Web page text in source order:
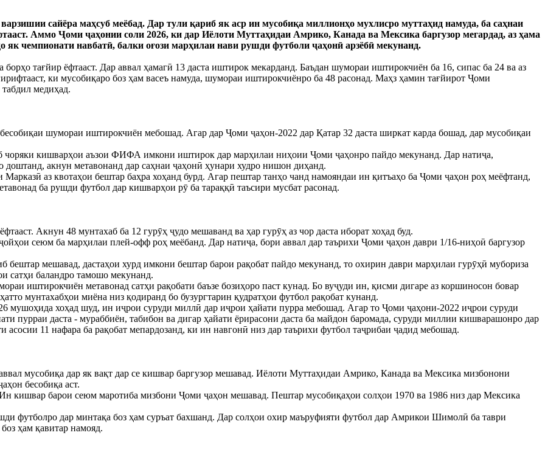
сайёра маҳсуб меёбад. Дар тули қариб як аср ин мусобиқа миллионҳо мухлисро муттаҳид намуда, ба саҳнаи
Аммо Ҷоми ҷаҳонии соли 2026, ки дар Иёлоти Муттаҳидаи Амрико, Канада ва Мексика баргузор мегардад, аз ҳама
чемпионати навбатӣ, балки оғози марҳилаи нави рушди футболи ҷаҳонӣ арзёбӣ мекунанд.
тағйир ёфтааст. Дар аввал ҳамагӣ 13 даста иштирок мекарданд. Баъдан шумораи иштирокчиён ба 16, сипас ба 24 ва аз
ки мусобиқаро боз ҳам васеъ намуда, шумораи иштирокчиёнро ба 48 расонад. Маҳз ҳамин тағйирот Ҷоми
медиҳад.
шумораи иштирокчиён мебошад. Агар дар Ҷоми ҷаҳон-2022 дар Қатар 32 даста ширкат карда бошад, дар мусобиқаи
чоряки кишварҳои аъзои ФИФА имкони иштирок дар марҳилаи ниҳоии Ҷоми ҷаҳонро пайдо мекунанд. Дар натиҷа,
акнун метавонанд дар саҳнаи ҷаҳонӣ ҳунари худро нишон диҳанд.
аз квотаҳои бештар баҳра хоҳанд бурд. Агар пештар танҳо чанд намояндаи ин қитъаҳо ба Ҷоми ҷаҳон роҳ меёфтанд,
ба рушди футбол дар кишварҳои рӯ ба тараққӣ таъсири мусбат расонад.
Акнун 48 мунтахаб ба 12 гурӯҳ ҷудо мешаванд ва ҳар гурӯҳ аз чор даста иборат хоҳад буд.
сеюм ба марҳилаи плей-офф роҳ меёбанд. Дар натиҷа, бори аввал дар таърихи Ҷоми ҷаҳон даври 1/16-ниҳоӣ баргузор
бештар мешавад, дастаҳои хурд имкони бештар барои рақобат пайдо мекунанд, то охирин даври марҳилаи гурӯҳӣ мубориза
сатҳи баландро тамошо мекунанд.
иштирокчиён метавонад сатҳи рақобати баъзе бозиҳоро паст кунад. Бо вуҷуди ин, қисми дигаре аз коршиносон бовар
мунтахабҳои миёна низ қодиранд бо бузургтарин қудратҳои футбол рақобат кунанд.
мушоҳида хоҳад шуд, ин иҷрои суруди миллӣ дар иҷрои ҳайати пурра мебошад. Агар то Ҷоми ҷаҳони-2022 иҷрои суруди
пурраи даста - мураббиён, табибон ва дигар ҳайати ёрирасони даста ба майдон баромада, суруди миллии кишварашонро дар
11 нафара ба рақобат мепардозанд, ки ин навгонӣ низ дар таърихи футбол таҷрибаи ҷадид мебошад.
мусобиқа дар як вақт дар се кишвар баргузор мешавад. Иёлоти Муттаҳидаи Амрико, Канада ва Мексика мизбонони
бесобиқа аст.
кишвар барои сеюм маротиба мизбони Ҷоми ҷаҳон мешавад. Пештар мусобиқаҳои солҳои 1970 ва 1986 низ дар Мексика
футболро дар минтақа боз ҳам суръат бахшанд. Дар солҳои охир маъруфияти футбол дар Амрикои Шимолӣ ба таври
ҳам қавитар намояд.